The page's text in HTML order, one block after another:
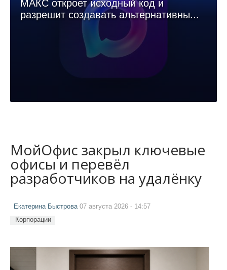
МАКС откроет исходный код и
разрешит создавать альтернативны...
МойОфис закрыл ключевые
офисы и перевёл
разработчиков на удалёнку
Екатерина Быстрова 07 августа 2026 - 14:57
Корпорации